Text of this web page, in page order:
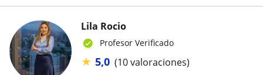
Lila Rocio
Profesor Verificado
★ 5,0 (10 valoraciones)